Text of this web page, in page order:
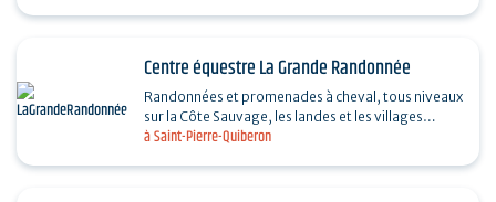
à Saint-Pierre-Quiberon
Centre équestre La Grande Randonnée
Randonnées et promenades à cheval, tous niveaux
sur la Côte Sauvage, les landes et les villages
typiques. Plage de Penthièvre pour niveaux…